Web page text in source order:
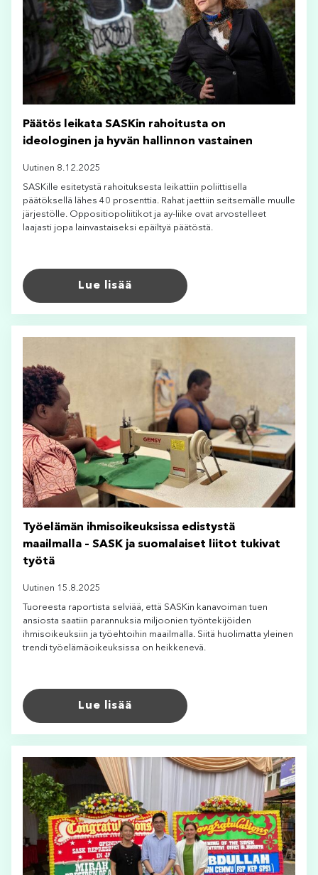
Päätös leikata SASKin rahoitusta on
ideologinen ja hyvän hallinnon vastainen
Uutinen 8.12.2025
SASKille esitetystä rahoituksesta leikattiin poliittisella
päätöksellä lähes 40 prosenttia. Rahat jaettiin seitsemälle muulle
järjestölle. Oppositiopoliitikot ja ay-liike ovat arvostelleet
laajasti jopa lainvastaiseksi epäiltyä päätöstä.
Lue lisää
Työelämän ihmisoikeuksissa edistystä
maailmalla – SASK ja suomalaiset liitot tukivat
työtä
Uutinen 15.8.2025
Tuoreesta raportista selviää, että SASKin kanavoiman tuen
ansiosta saatiin parannuksia miljoonien työntekijöiden
ihmisoikeuksiin ja työehtoihin maailmalla. Siitä huolimatta yleinen
trendi työelämäoikeuksissa on heikkenevä.
Lue lisää